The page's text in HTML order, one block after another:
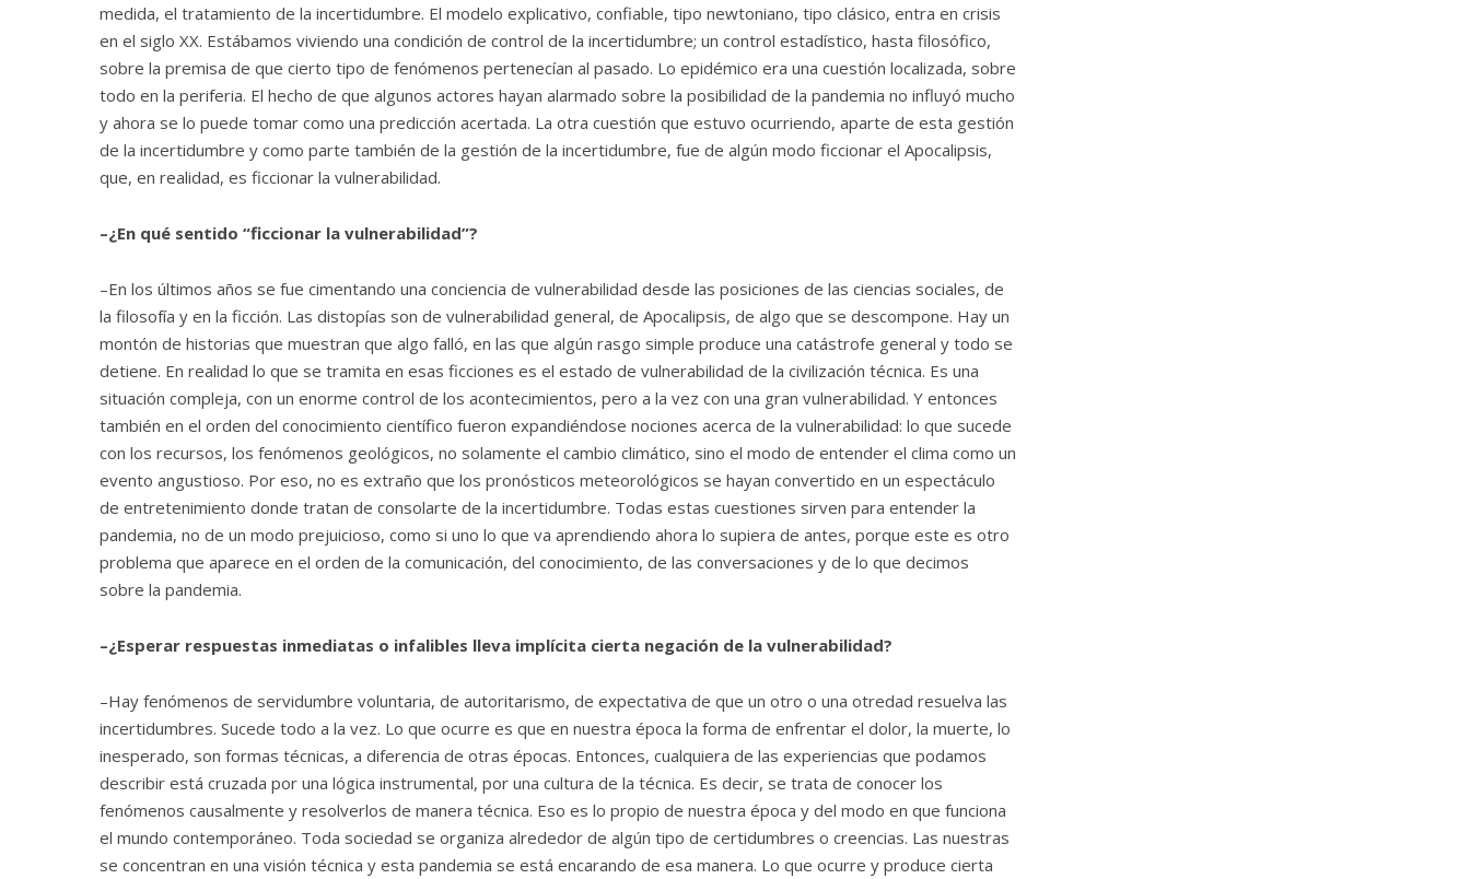
medida, el tratamiento de la incertidumbre. El modelo explicativo, confiable, tipo newtoniano, tipo clásico, entra en crisis
en el siglo XX. Estábamos viviendo una condición de control de la incertidumbre; un control estadístico, hasta filosófico,
sobre la premisa de que cierto tipo de fenómenos pertenecían al pasado. Lo epidémico era una cuestión localizada, sobre
todo en la periferia. El hecho de que algunos actores hayan alarmado sobre la posibilidad de la pandemia no influyó mucho
y ahora se lo puede tomar como una predicción acertada. La otra cuestión que estuvo ocurriendo, aparte de esta gestión
de la incertidumbre y como parte también de la gestión de la incertidumbre, fue de algún modo ficcionar el Apocalipsis,
que, en realidad, es ficcionar la vulnerabilidad.
–¿En qué sentido “ficcionar la vulnerabilidad”?
–En los últimos años se fue cimentando una conciencia de vulnerabilidad desde las posiciones de las ciencias sociales, de
la filosofía y en la ficción. Las distopías son de vulnerabilidad general, de Apocalipsis, de algo que se descompone. Hay un
montón de historias que muestran que algo falló, en las que algún rasgo simple produce una catástrofe general y todo se
detiene. En realidad lo que se tramita en esas ficciones es el estado de vulnerabilidad de la civilización técnica. Es una
situación compleja, con un enorme control de los acontecimientos, pero a la vez con una gran vulnerabilidad. Y entonces
también en el orden del conocimiento científico fueron expandiéndose nociones acerca de la vulnerabilidad: lo que sucede
con los recursos, los fenómenos geológicos, no solamente el cambio climático, sino el modo de entender el clima como un
evento angustioso. Por eso, no es extraño que los pronósticos meteorológicos se hayan convertido en un espectáculo
de entretenimiento donde tratan de consolarte de la incertidumbre. Todas estas cuestiones sirven para entender la
pandemia, no de un modo prejuicioso, como si uno lo que va aprendiendo ahora lo supiera de antes, porque este es otro
problema que aparece en el orden de la comunicación, del conocimiento, de las conversaciones y de lo que decimos
sobre la pandemia.
–¿Esperar respuestas inmediatas o infalibles lleva implícita cierta negación de la vulnerabilidad?
–Hay fenómenos de servidumbre voluntaria, de autoritarismo, de expectativa de que un otro o una otredad resuelva las
incertidumbres. Sucede todo a la vez. Lo que ocurre es que en nuestra época la forma de enfrentar el dolor, la muerte, lo
inesperado, son formas técnicas, a diferencia de otras épocas. Entonces, cualquiera de las experiencias que podamos
describir está cruzada por una lógica instrumental, por una cultura de la técnica. Es decir, se trata de conocer los
fenómenos causalmente y resolverlos de manera técnica. Eso es lo propio de nuestra época y del modo en que funciona
el mundo contemporáneo. Toda sociedad se organiza alrededor de algún tipo de certidumbres o creencias. Las nuestras
se concentran en una visión técnica y esta pandemia se está encarando de esa manera. Lo que ocurre y produce cierta